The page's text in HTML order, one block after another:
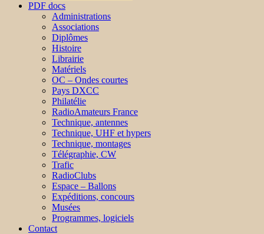
PDF docs
Administrations
Associations
Diplômes
Histoire
Librairie
Matériels
OC – Ondes courtes
Pays DXCC
Philatélie
RadioAmateurs France
Technique, antennes
Technique, UHF et hypers
Technique, montages
Télégraphie, CW
Trafic
RadioClubs
Espace – Ballons
Expéditions, concours
Musées
Programmes, logiciels
Contact